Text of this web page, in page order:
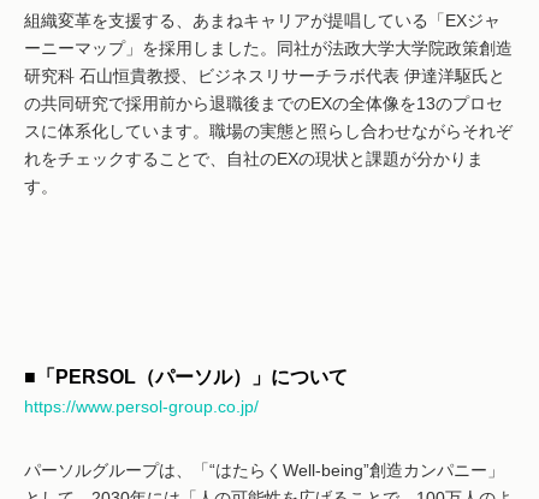
組織変革を支援する、あまねキャリアが提唱している「EXジャ
ーニーマップ」を採用しました。同社が法政大学大学院政策創造
研究科 石山恒貴教授、ビジネスリサーチラボ代表 伊達洋駆氏と
の共同研究で採用前から退職後までのEXの全体像を13のプロセ
スに体系化しています。職場の実態と照らし合わせながらそれぞ
れをチェックすることで、自社のEXの現状と課題が分かりま
す。
■「PERSOL（パーソル）」について
https://www.persol-group.co.jp/
パーソルグループは、「“はたらくWell-being”創造カンパニー」